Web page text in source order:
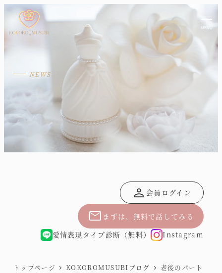
MENU
person 会員ログイン
mail まずは、無料で話してみる
愛情表現タイプ診断（無料）
Instagram
トップページ KOKOROMUSUBIブログ
老後のパート